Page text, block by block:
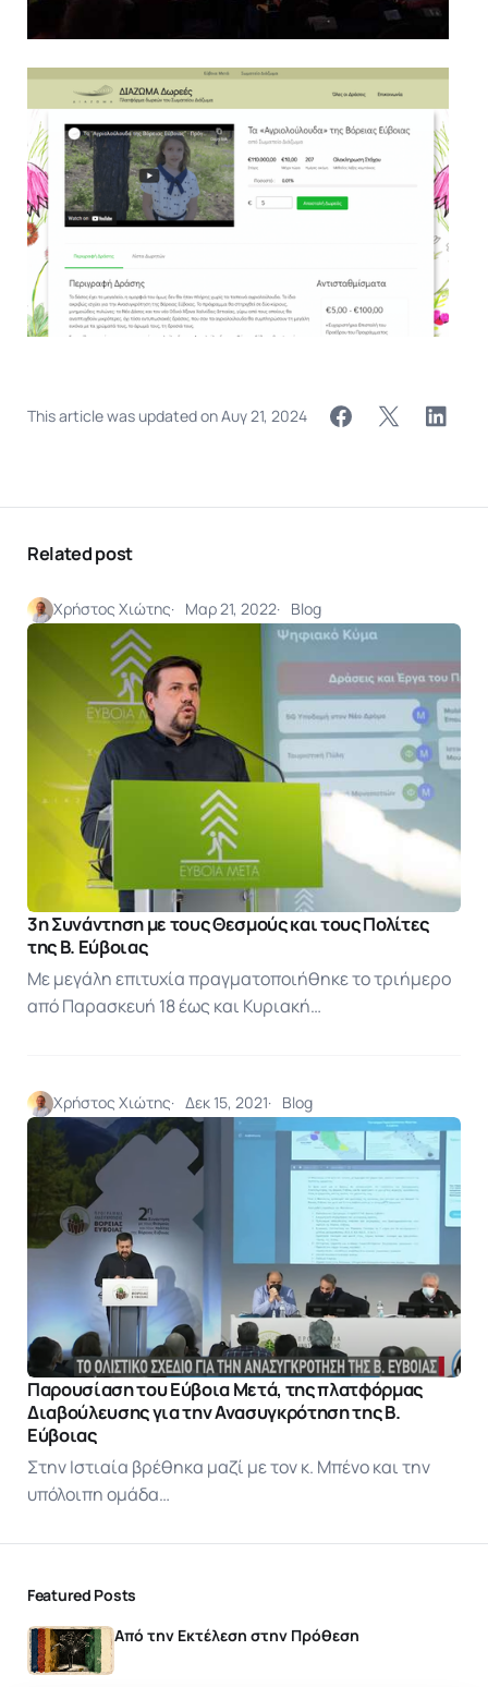
This article was updated onΑυγ 21, 2024
Related post
Χρήστος Χιώτης Μαρ 21, 2022 Blog
3η Συνάντηση με τους Θεσμούς και τους Πολίτες
της Β. Εύβοιας
Με μεγάλη επιτυχία πραγματοποιήθηκε το τριήμερο
από Παρασκευή 18 έως και Κυριακή…
Χρήστος Χιώτης Δεκ 15, 2021 Blog
Παρουσίαση του Εύβοια Μετά, της πλατφόρμας
Διαβούλευσης για την Ανασυγκρότηση της Β.
Εύβοιας
Στην Ιστιαία βρέθηκα μαζί με τον κ. Μπένο και την
υπόλοιπη ομάδα…
Featured Posts
Από την Εκτέλεση στην Πρόθεση